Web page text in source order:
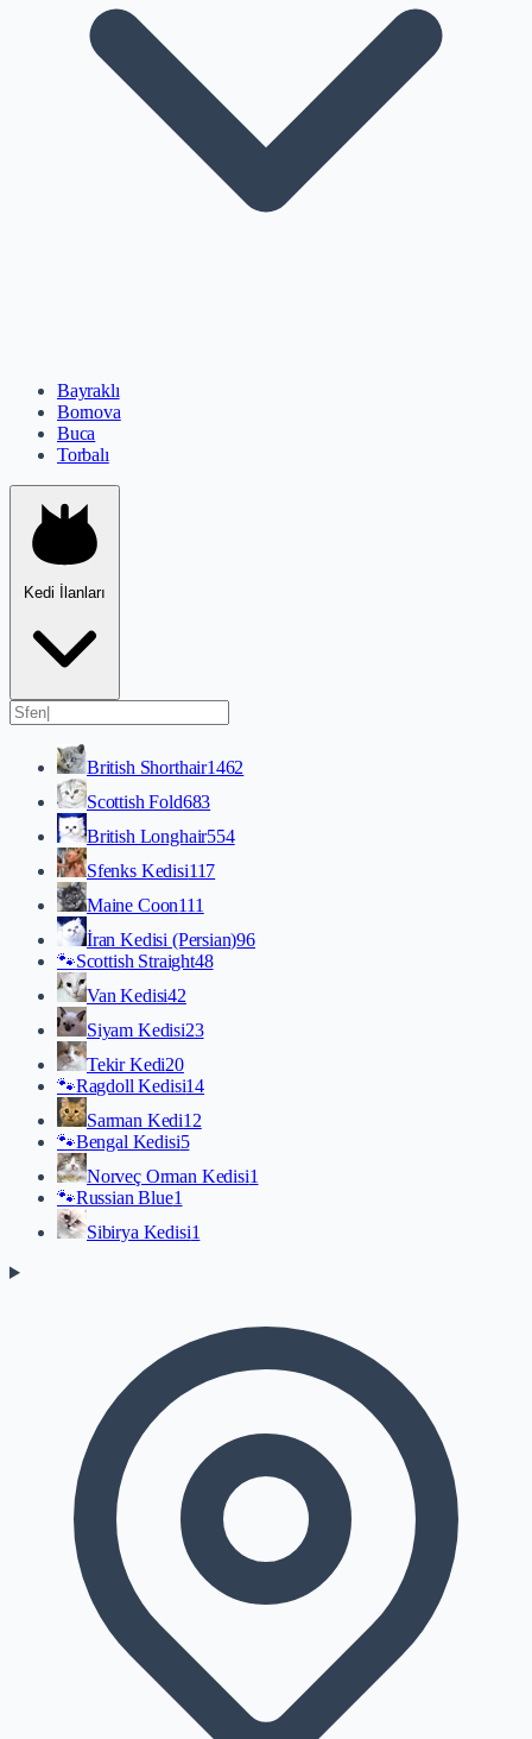
Bayraklı
Bornova
Buca
Torbalı
Kedi İlanları
British Shorthair1462
Scottish Fold683
British Longhair554
Sfenks Kedisi117
Maine Coon111
İran Kedisi (Persian)96
🐾Scottish Straight48
Van Kedisi42
Siyam Kedisi23
Tekir Kedi20
🐾Ragdoll Kedisi14
Sarman Kedi12
🐾Bengal Kedisi5
Norveç Orman Kedisi1
🐾Russian Blue1
Sibirya Kedisi1